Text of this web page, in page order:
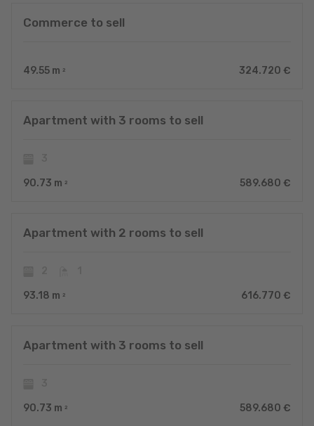
Commerce to sell
49.55 m 2 324.720 €
Apartment with 3 rooms to sell
90.73 m 2 589.680 €
Apartment with 2 rooms to sell
93.18 m 2 616.770 €
Apartment with 3 rooms to sell
90.73 m 2 589.680 €